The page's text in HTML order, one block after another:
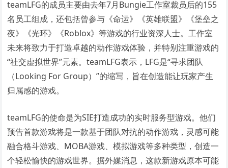
teamLFG的成员主要由去年7月Bungie工作室裁员后的155
名员工组成，还包括曾参与《命运》《英雄联盟》《堡垒之
夜》《光环》《Roblox》等游戏的行业资深人士。工作室
未来将致力于打造卓越的动作游戏体验，并特别注重游戏的
“社交虚拟世界”元素。teamLFG表示，LFG是“寻求团队
（Looking For Group）”的缩写，旨在创造能让玩家产生
归属感的游戏。
teamLFG的使命是为SIE打造成功的实时服务型游戏。他们
预告首款游戏将是一款基于团队对抗的动作游戏，灵感可能
融合格斗游戏、MOBA游戏、模拟游戏等多种类型，创造一
个轻松愉快的游戏世界。据外媒消息，这款新游戏原本可能